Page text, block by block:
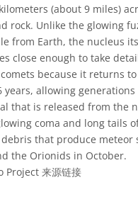
(about 9 miles)
rock. Unlike the glowing
from Earth, the nucleus
close enough to take
because it returns
years, allowing
that is released from the
coma and long tails
that produce meteor
the Orionids in October.
Project 来源链接
标